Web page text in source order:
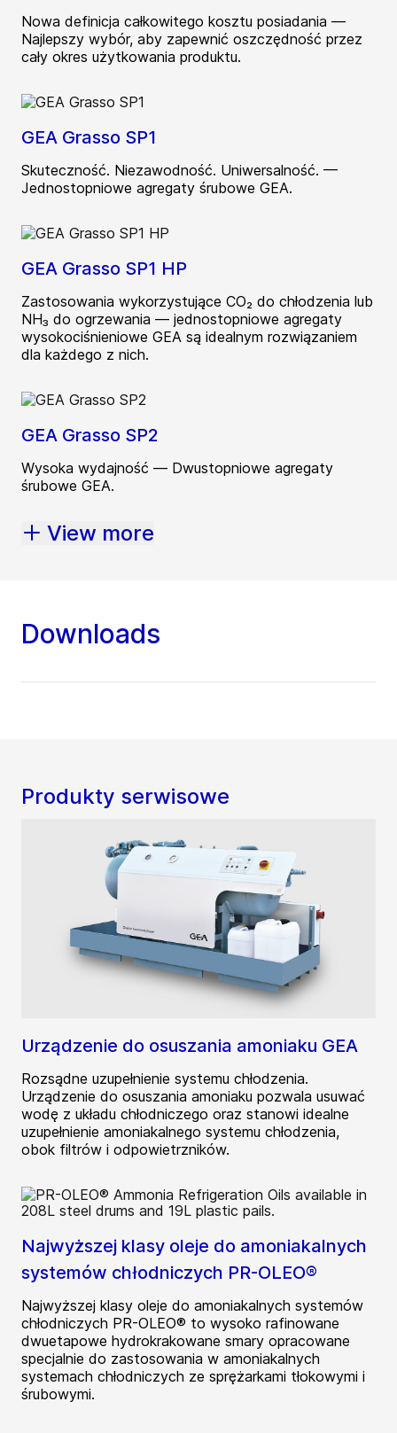
Nowa definicja całkowitego kosztu posiadania —
Najlepszy wybór, aby zapewnić oszczędność przez
cały okres użytkowania produktu.
GEA Grasso SP1
Skuteczność. Niezawodność. Uniwersalność. —
Jednostopniowe agregaty śrubowe GEA.
GEA Grasso SP1 HP
Zastosowania wykorzystujące CO₂ do chłodzenia lub
NH₃ do ogrzewania — jednostopniowe agregaty
wysokociśnieniowe GEA są idealnym rozwiązaniem
dla każdego z nich.
GEA Grasso SP2
Wysoka wydajność — Dwustopniowe agregaty
śrubowe GEA.
View more
Downloads
Produkty serwisowe
Urządzenie do osuszania amoniaku GEA
Rozsądne uzupełnienie systemu chłodzenia.
Urządzenie do osuszania amoniaku pozwala usuwać
wodę z układu chłodniczego oraz stanowi idealne
uzupełnienie amoniakalnego systemu chłodzenia,
obok filtrów i odpowietrzników.
Najwyższej klasy oleje do amoniakalnych
systemów chłodniczych PR-OLEO®
Najwyższej klasy oleje do amoniakalnych systemów
chłodniczych PR-OLEO® to wysoko rafinowane
dwuetapowe hydrokrakowane smary opracowane
specjalnie do zastosowania w amoniakalnych
systemach chłodniczych ze sprężarkami tłokowymi i
śrubowymi.